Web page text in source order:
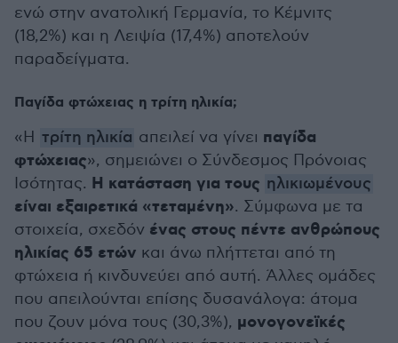
ενώ στην ανατολική Γερμανία, το Κέμνιτς
(18,2%) και η Λειψία (17,4%) αποτελούν
παραδείγματα.
Παγίδα φτώχειας η τρίτη ηλικία;
«Η τρίτη ηλικία απειλεί να γίνει παγίδα
φτώχειας», σημειώνει ο Σύνδεσμος Πρόνοιας
Ισότητας. Η κατάσταση για τους ηλικιωμένους
είναι εξαιρετικά «τεταμένη». Σύμφωνα με τα
στοιχεία, σχεδόν ένας στους πέντε ανθρώπους
ηλικίας 65 ετών και άνω πλήττεται από τη
φτώχεια ή κινδυνεύει από αυτή. Άλλες ομάδες
που απειλούνται επίσης δυσανάλογα: άτομα
που ζουν μόνα τους (30,3%), μονογονεϊκές